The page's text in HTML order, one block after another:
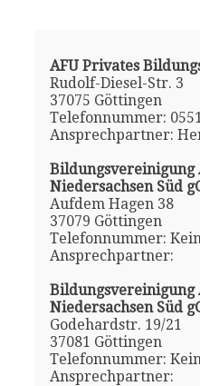
AFU Privates
Rudolf-Diesel-Str. 3
37075 Göttingen
Telefonnummer:
Ansprechpartner:
Bildungsvereinigung
Niedersachsen Süd
Aufdem Hagen 38
37079 Göttingen
Telefonnummer:
Ansprechpartner:
Bildungsvereinigung
Niedersachsen Süd
Godehardstr. 19/21
37081 Göttingen
Telefonnummer:
Ansprechpartner: